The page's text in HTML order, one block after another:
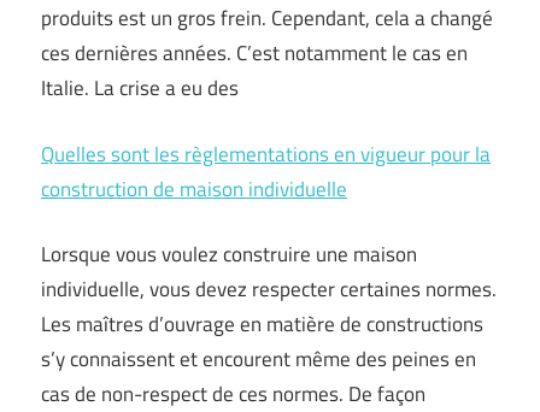
produits est un gros frein. Cependant, cela a changé
ces dernières années. C’est notamment le cas en
Italie. La crise a eu des
Quelles sont les règlementations en vigueur pour la
construction de maison individuelle
Lorsque vous voulez construire une maison
individuelle, vous devez respecter certaines normes.
Les maîtres d’ouvrage en matière de constructions
s’y connaissent et encourent même des peines en
cas de non-respect de ces normes. De façon